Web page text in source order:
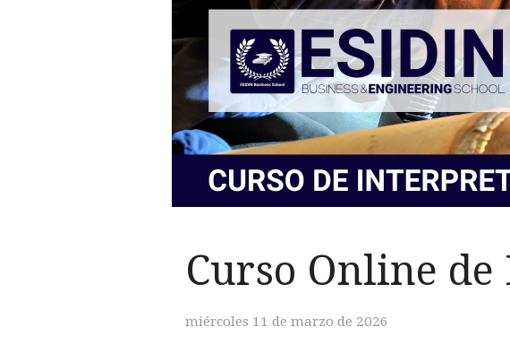
Curso Online
miércoles 11 de marzo de 2026